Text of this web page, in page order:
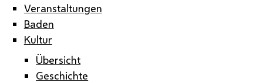
Veranstaltungen
Baden
Kultur
Übersicht
Geschichte